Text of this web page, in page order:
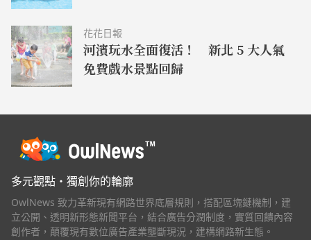
花花日報
河濱玩水全面復活！ 新北 5 大人氣
免費戲水景點回歸
多元觀點・獨創你的輪廓
OwlNews 致力革新現有網路世界底層規則，搭配區塊鏈機制，建
立公開、透明新形態新聞平台，結合廣告分潤制度，實質回饋內容
創作者，顛覆現有數位廣告產業壟斷現況，建構網路新生態。